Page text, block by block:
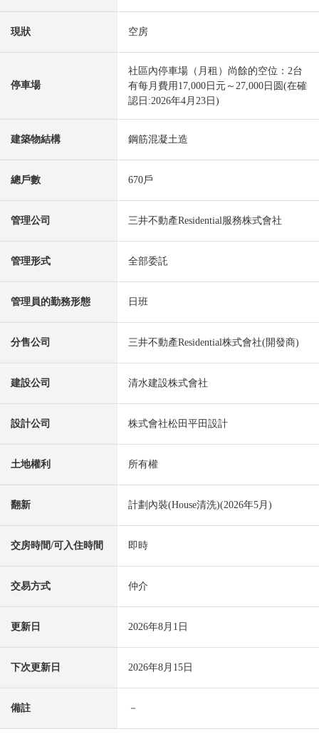
現狀 空房
停車場
社區內停車場（月租）尚餘的空位：2台
有每月費用17,000日元～27,000日圆(在確
認日:2026年4月23日)
建築物結構 鋼筋混凝土造
總戶數 670戶
管理公司 三井不動產Residential服務株式會社
管理形式 全部委託
管理員的勤務形態 日班
分售公司 三井不動產Residential株式會社(開發商)
建設公司 清水建設株式會社
設計公司 株式會社松田平田設計
土地權利 所有權
翻新 計劃內裝(House清洗)(2026年5月)
交房時間/可入住時間 即時
交易方式 仲介
更新日 2026年8月1日
下次更新日 2026年8月15日
備註 －